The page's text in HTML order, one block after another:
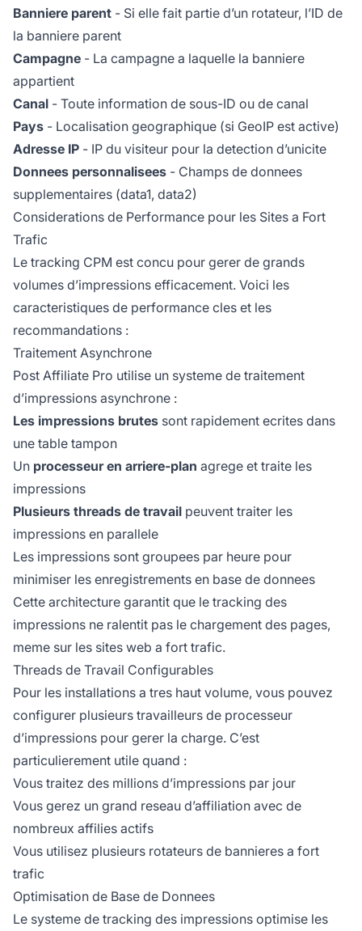
Banniere parent - Si elle fait partie d’un rotateur, l’ID de
la banniere parent
Campagne - La campagne a laquelle la banniere
appartient
Canal - Toute information de sous-ID ou de canal
Pays - Localisation geographique (si GeoIP est active)
Adresse IP - IP du visiteur pour la detection d’unicite
Donnees personnalisees - Champs de donnees
supplementaires (data1, data2)
Considerations de Performance pour les Sites a Fort
Trafic
Le tracking CPM est concu pour gerer de grands
volumes d’impressions efficacement. Voici les
caracteristiques de performance cles et les
recommandations :
Traitement Asynchrone
Post Affiliate Pro utilise un systeme de traitement
d’impressions asynchrone :
Les impressions brutes sont rapidement ecrites dans
une table tampon
Un processeur en arriere-plan agrege et traite les
impressions
Plusieurs threads de travail peuvent traiter les
impressions en parallele
Les impressions sont groupees par heure pour
minimiser les enregistrements en base de donnees
Cette architecture garantit que le tracking des
impressions ne ralentit pas le chargement des pages,
meme sur les sites web a fort trafic.
Threads de Travail Configurables
Pour les installations a tres haut volume, vous pouvez
configurer plusieurs travailleurs de processeur
d’impressions pour gerer la charge. C’est
particulierement utile quand :
Vous traitez des millions d’impressions par jour
Vous gerez un grand reseau d’affiliation avec de
nombreux affilies actifs
Vous utilisez plusieurs rotateurs de bannieres a fort
trafic
Optimisation de Base de Donnees
Le systeme de tracking des impressions optimise les